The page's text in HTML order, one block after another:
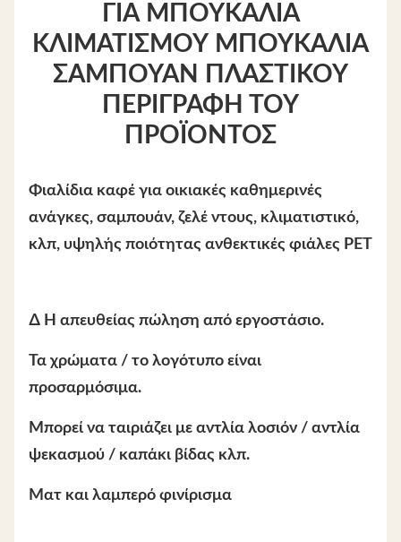
ΓΙΑ ΜΠΟΥΚΆΛΙΑ
ΚΛΙΜΑΤΙΣΜΟΎ ΜΠΟΥΚΆΛΙΑ
ΣΑΜΠΟΥΆΝ ΠΛΑΣΤΙΚΟΎ
ΠΕΡΙΓΡΑΦΉ ΤΟΥ
ΠΡΟΪΌΝΤΟΣ
Φιαλίδια καφέ για οικιακές καθημερινές
ανάγκες, σαμπουάν, ζελέ ντους, κλιματιστικό,
κλπ, υψηλής ποιότητας ανθεκτικές φιάλες PET
∆ Η απευθείας πώληση από εργοστάσιο.
Τα χρώματα / το λογότυπο είναι
προσαρμόσιμα.
Μπορεί να ταιριάζει με αντλία λοσιόν / αντλία
ψεκασμού / καπάκι βίδας κλπ.
Ματ και λαμπερό φινίρισμα